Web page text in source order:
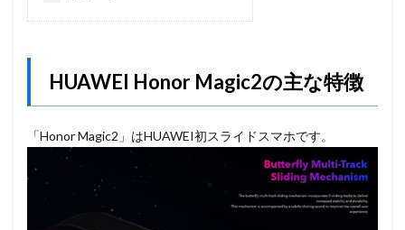
HUAWEI Honor Magic2の主な特徴
「Honor Magic2」はHUAWEI初スライドスマホです。